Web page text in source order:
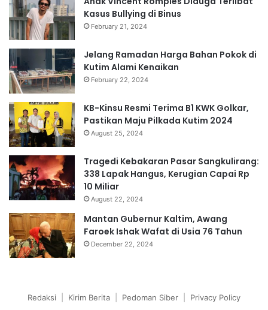
Kasus Bullying di Binus
February 21, 2024
Jelang Ramadan Harga Bahan Pokok di
Kutim Alami Kenaikan
February 22, 2024
KB-Kinsu Resmi Terima B1 KWK Golkar,
Pastikan Maju Pilkada Kutim 2024
August 25, 2024
Tragedi Kebakaran Pasar Sangkulirang:
338 Lapak Hangus, Kerugian Capai Rp
10 Miliar
August 22, 2024
Mantan Gubernur Kaltim, Awang
Faroek Ishak Wafat di Usia 76 Tahun
December 22, 2024
Redaksi Kirim Berita Pedoman Siber Privacy Policy